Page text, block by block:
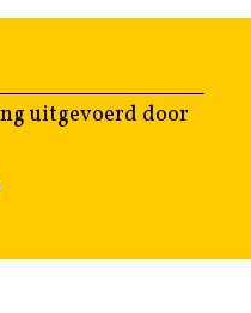
uitgevoerd door